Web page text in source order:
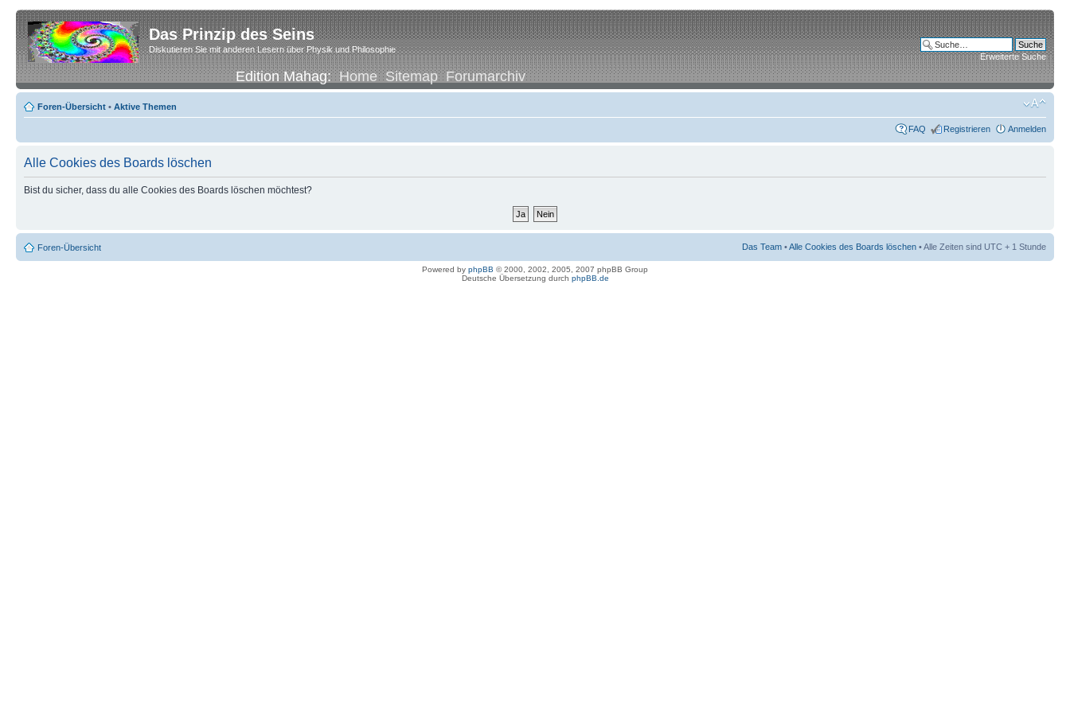
Das Prinzip des Seins
Diskutieren Sie mit anderen Lesern über Physik und Philosophie
Edition Mahag:Home Sitemap Forumarchiv
Erweiterte Suche
Foren-Übersicht • Aktive Themen
FAQ Registrieren Anmelden
Alle Cookies des Boards löschen
Bist du sicher, dass du alle Cookies des Boards löschen möchtest?
Foren-Übersicht Das Team •Alle Cookies des Boards löschen • Alle Zeiten sind UTC + 1 Stunde
Powered by phpBB © 2000, 2002, 2005, 2007 phpBB Group
Deutsche Übersetzung durch phpBB.de